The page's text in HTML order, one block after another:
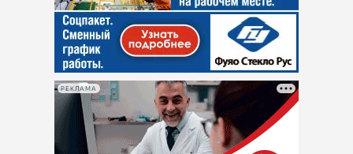
РЕКЛАМА